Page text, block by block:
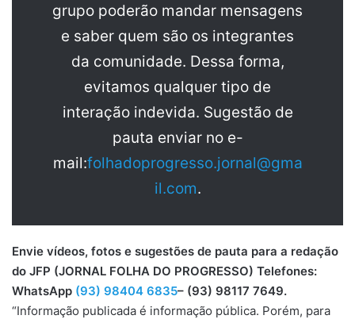
grupo poderão mandar mensagens
e saber quem são os integrantes
da comunidade. Dessa forma,
evitamos qualquer tipo de
interação indevida. Sugestão de
pauta enviar no e-
mail:folhadoprogresso.jornal@gma
il.com.
Envie vídeos, fotos e sugestões de pauta para a redação
do JFP (JORNAL FOLHA DO PROGRESSO) Telefones:
WhatsApp (93) 98404 6835– (93) 98117 7649.
“Informação publicada é informação pública. Porém, para